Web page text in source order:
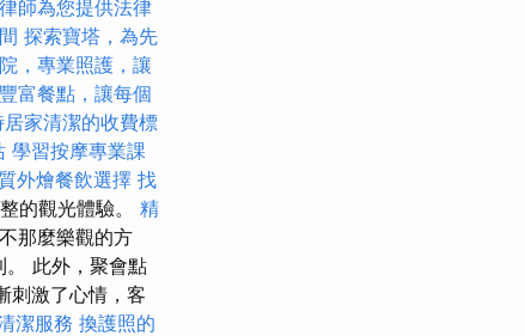
師為您提供法律
探索寶塔，為先
，專業照護，讓
富餐點，讓每個
家清潔的收費標
學習按摩專業課
外燴餐飲選擇 找
的觀光體驗。 精
那麼樂觀的方
。 此外，聚會點
刺激了心情，客
潔服務 換護照的